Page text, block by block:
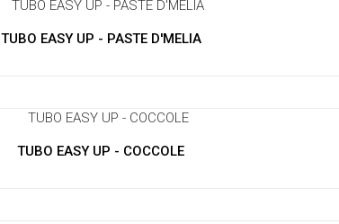
TUBO EASY UP - PASTE D'MELIA
TUBO EASY UP - COCCOLE